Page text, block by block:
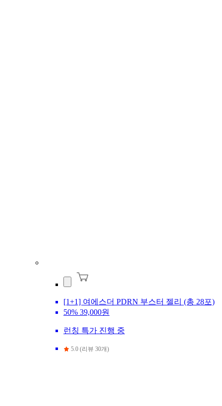
[1+1] 여에스더 PDRN 부스터 젤리 (총 28포)
50% 39,000원
런칭 특가 진행 중
5.0 (리뷰 30개)